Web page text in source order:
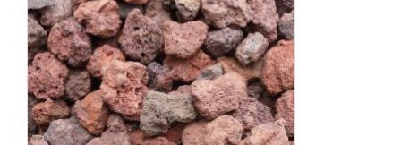
6/12
(0.50m3)